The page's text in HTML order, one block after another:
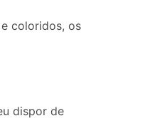
coloridos, os
dispor de